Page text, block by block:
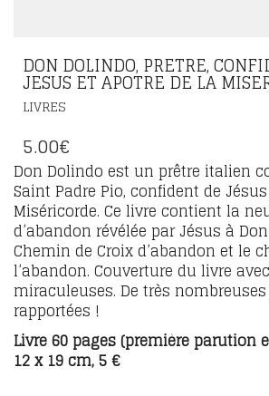
DON DOLINDO, PRETRE,
JESUS ET APOTRE DE LA
LIVRES
5.00€
Don Dolindo est un prêtre italien
Saint Padre Pio, confident de
Miséricorde. Ce livre contient la
d’abandon révélée par Jésus à
Chemin de Croix d’abandon et le
l’abandon. Couverture du livre
miraculeuses. De très
rapportées !
Livre 60 pages (première parution
12 x 19 cm, 5 €